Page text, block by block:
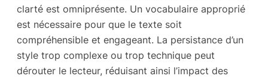
clarté est omniprésente. Un vocabulaire approprié
est nécessaire pour que le texte soit
compréhensible et engageant. La persistance d’un
style trop complexe ou trop technique peut
dérouter le lecteur, réduisant ainsi l’impact des